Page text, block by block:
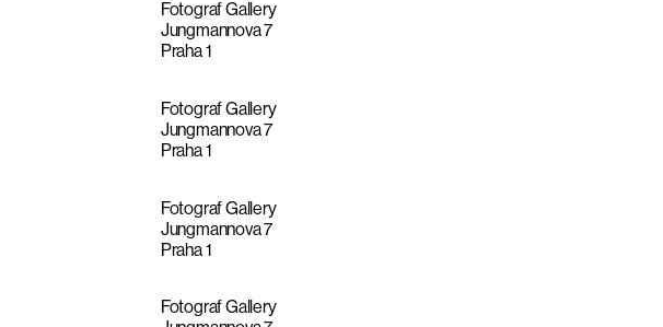
Fotograf Gallery
Jungmannova 7
Praha 1
Fotograf Gallery
Jungmannova 7
Praha 1
Fotograf Gallery
Jungmannova 7
Praha 1
Fotograf Gallery